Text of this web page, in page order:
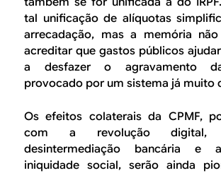
tal unificação de alíquotas
arrecadação, mas a memória
acreditar que gastos públicos
a desfazer o agravamento
provocado por um sistema já muito
Os efeitos colaterais da CPMF,
com a revolução digital,
desintermediação bancária e
iniquidade social, serão ainda